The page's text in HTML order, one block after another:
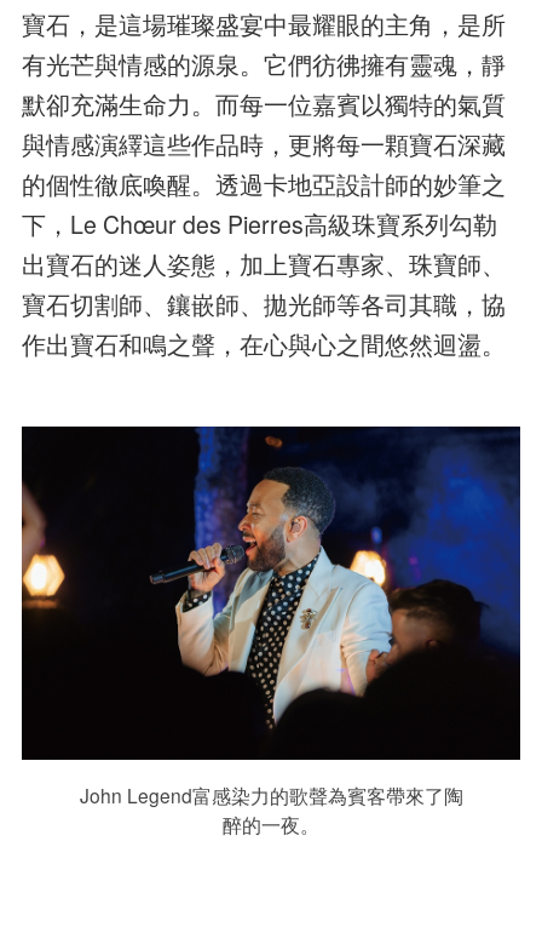
寶石，是這場璀璨盛宴中最耀眼的主角，是所
有光芒與情感的源泉。它們彷彿擁有靈魂，靜
默卻充滿生命力。而每一位嘉賓以獨特的氣質
與情感演繹這些作品時，更將每一顆寶石深藏
的個性徹底喚醒。透過卡地亞設計師的妙筆之
下，Le Chœur des Pierres高級珠寶系列勾勒
出寶石的迷人姿態，加上寶石專家、珠寶師、
寶石切割師、鑲嵌師、拋光師等各司其職，協
作出寶石和鳴之聲，在心與心之間悠然迴盪。
John Legend富感染力的歌聲為賓客帶來了陶
醉的一夜。